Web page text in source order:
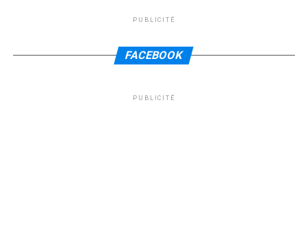
PUBLICITÉ
FACEBOOK
PUBLICITÉ